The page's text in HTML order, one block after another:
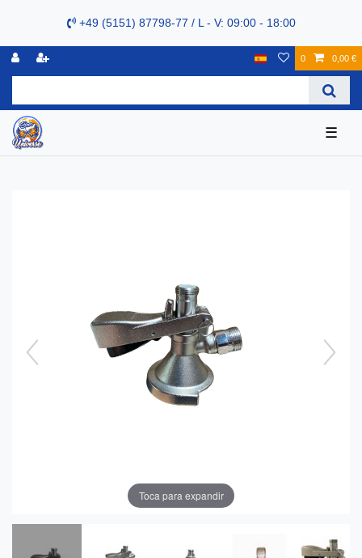
+49 (5151) 87798-77 / L - V: 09:00 - 18:00
0 0,00 €
☰
Toca para expandir